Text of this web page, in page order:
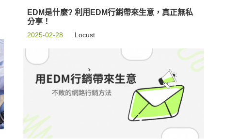
EDM是什麼? 利用EDM行銷帶來生意，真正無私
分享！
2025-02-28 Locust